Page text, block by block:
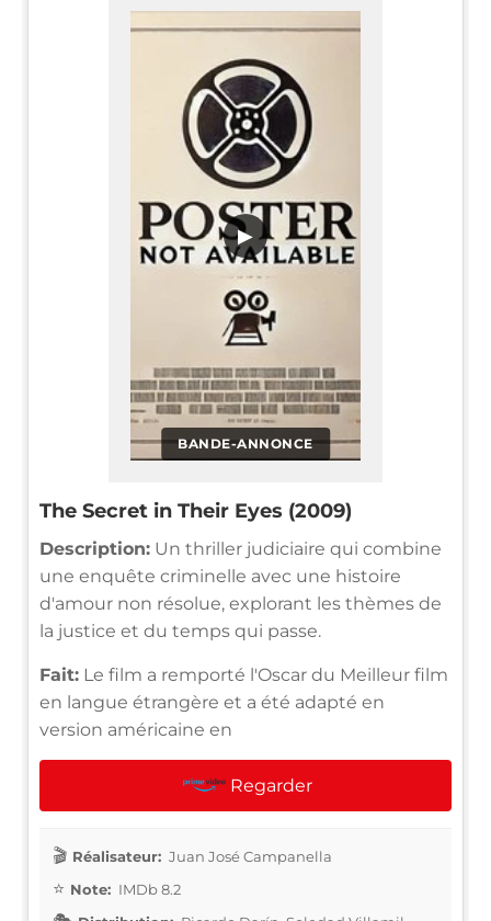
BANDE-ANNONCE
▶
The Secret in Their Eyes (2009)
Description: Un thriller judiciaire qui combine
une enquête criminelle avec une histoire
d'amour non résolue, explorant les thèmes de
la justice et du temps qui passe.
Fait: Le film a remporté l'Oscar du Meilleur film
en langue étrangère et a été adapté en
version américaine en
Regarder
Réalisateur: Juan José Campanella
Note: IMDb 8.2